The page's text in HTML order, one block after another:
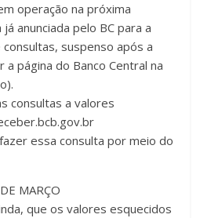
operação na próxima
anunciada pelo BC para a
suspenso após a
página do Banco Central na
consultas a valores
essa consulta por meio do
MARÇO
que os valores esquecidos